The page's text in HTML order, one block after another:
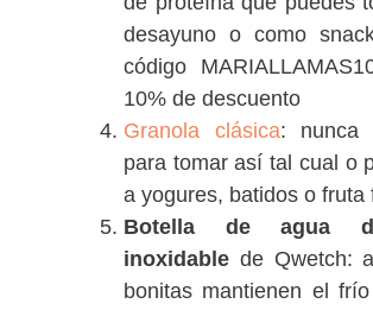
desayuno o como
código
10% de descuento
Granola clásica: nunca
para tomar así tal cual o
a yogures, batidos o fruta
Botella de agua
inoxidable de Qwetch:
bonitas mantienen el